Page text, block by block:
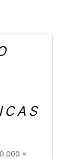
x